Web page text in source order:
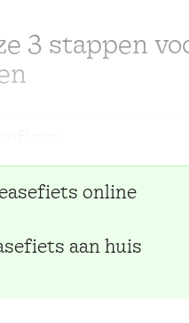
3 stappen
online
aan huis